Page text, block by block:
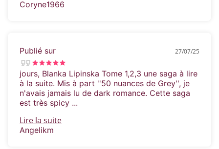
Coryne1966
Publié sur 27/07/25
jours, Blanka Lipinska Tome 1,2,3 une saga à lire
à la suite. Mis à part ''50 nuances de Grey'', je
n'avais jamais lu de dark romance. Cette saga
est très spicy ...
Lire la suite
Angelikm